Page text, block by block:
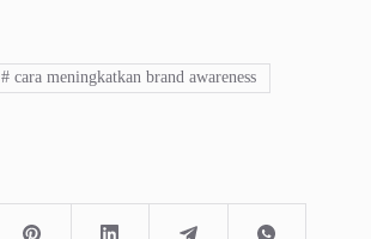
#cara meningkatkan brand awareness